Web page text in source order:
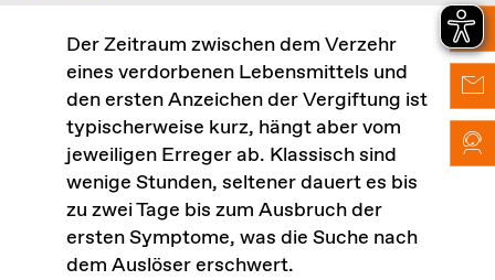
Service
Treppenliftberatung
Über Uns & Kontakt
Suche
nach:
Der Zeitraum zwischen dem Verzehr
eines verdorbenen Lebensmittels und
den ersten Anzeichen der Vergiftung ist
typischerweise kurz, hängt aber vom
jeweiligen Erreger ab. Klassisch sind
wenige Stunden, seltener dauert es bis
zu zwei Tage bis zum Ausbruch der
ersten Symptome, was die Suche nach
dem Auslöser erschwert.